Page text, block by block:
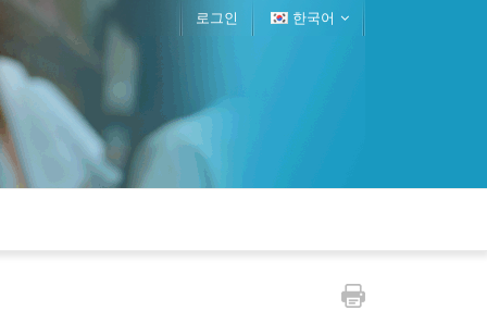
로그인 한국어